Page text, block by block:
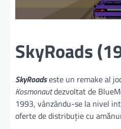
SkyRoads
SkyRoadseste un remake al
Kosmonautdezvoltat de
1993, vânzându-se la nivel
oferte de distribuție cu